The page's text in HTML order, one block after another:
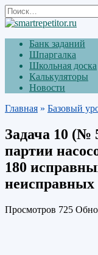
Перейти
к
содержанию
Search
for:
Банк заданий
Шпаргалка
Школьная доска
Калькуляторы
Новости
Главная » Базовый
Задача 10
партии
180
неисправных
Просмотров 725